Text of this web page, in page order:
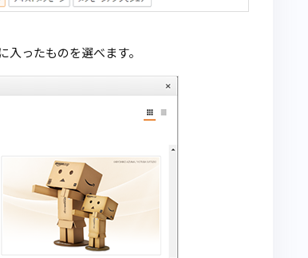
ったものを選べます。